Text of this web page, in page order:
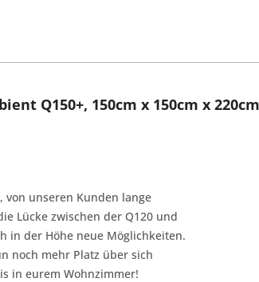
Q150+, 150cm x 150cm x
von unseren Kunden lange
Lücke zwischen der Q120 und
in der Höhe neue Möglichkeiten.
noch mehr Platz über sich
in eurem Wohnzimmer!